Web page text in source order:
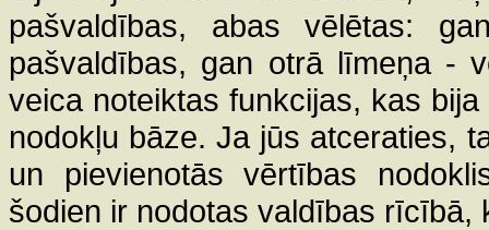
pašvaldības, abas vēlētas:
pašvaldības, gan otrā līmeņa -
veica noteiktas funkcijas, kas
nodokļu bāze. Ja jūs atceraties,
un pievienotās vērtības
šodien ir nodotas valdības